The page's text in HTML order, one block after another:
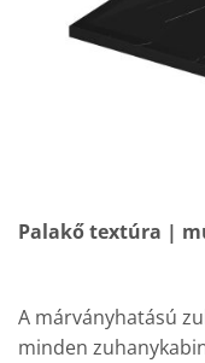
Palakő textúra |
A márványhatású
minden